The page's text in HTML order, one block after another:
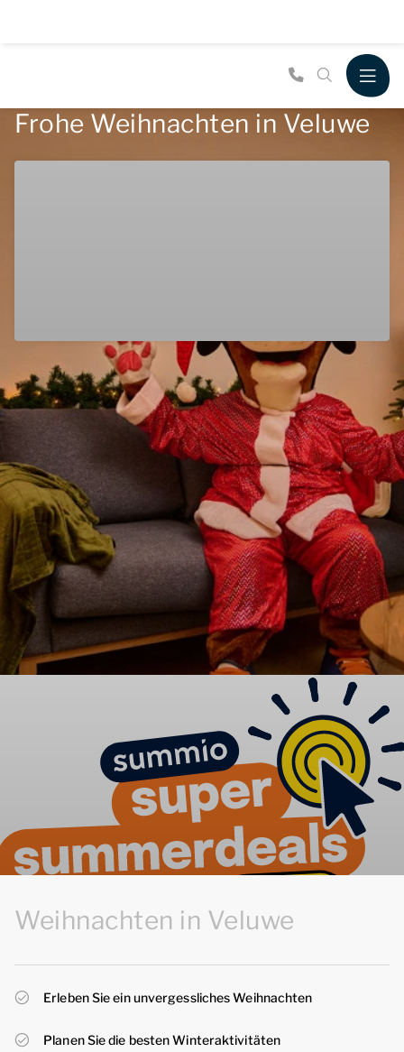
Frohe Weihnachten in Veluwe
Weihnachten in Veluwe
Erleben Sie ein unvergessliches Weihnachten
Planen Sie die besten Winteraktivitäten